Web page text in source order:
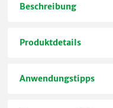
Beschreibung
Produktdetails
Anwendungstipps